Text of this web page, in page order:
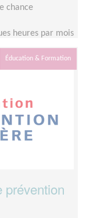
chance
heures par mois
Éducation & Formation
prévention